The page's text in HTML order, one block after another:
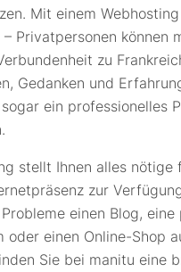
Mit einem
Privatpersonen können
zu
Gedanken und
ein professionelles
stellt Ihnen alles nötige
zur
einen Blog,
oder einen Online-Shop
Sie bei manitu eine